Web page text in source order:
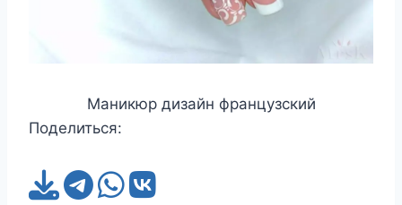
Маникюр дизайн французский
Поделиться: